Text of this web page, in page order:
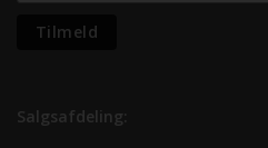
Salgsafdeling: